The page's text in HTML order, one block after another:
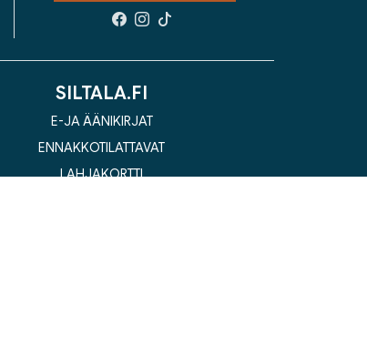
SILTALA.FI
E-JA ÄÄNIKIRJAT
ENNAKKOTILATTAVAT
LAHJAKORTTI